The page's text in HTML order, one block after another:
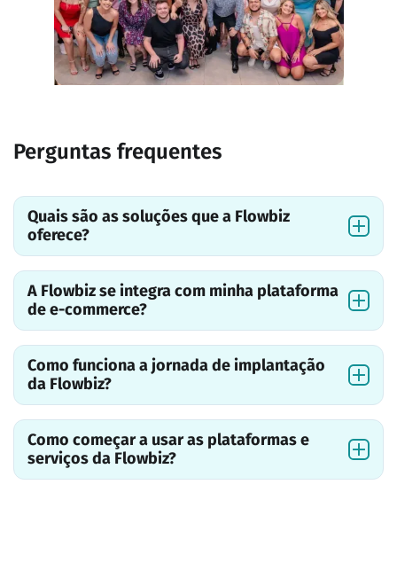
Perguntas frequentes
Quais são as soluções que a Flowbiz
oferece?
A Flowbiz se integra com minha plataforma
de e-commerce?
Como funciona a jornada de implantação
da Flowbiz?
Como começar a usar as plataformas e
serviços da Flowbiz?